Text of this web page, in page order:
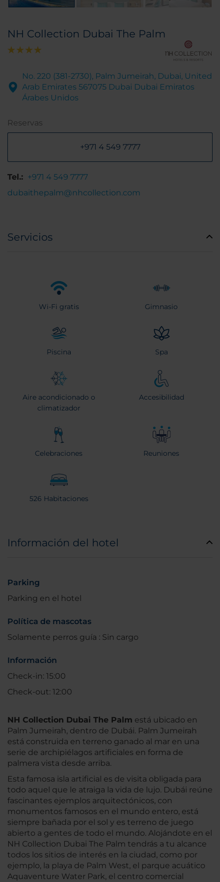
NH Collection Dubai The Palm
No. 220 (381-2730), Palm Jumeirah, Dubai, United
Arab Emirates 567075 Dubai Dubai Emiratos
Árabes Unidos
Reservas
+971 4 549 7777
Tel.: +971 4 549 7777
dubaithepalm@nhcollection.com
Servicios
Wi-Fi gratis Gimnasio
Piscina Spa
Aire acondicionado o
climatizador
Accesibilidad
Celebraciones Reuniones
526 Habitaciones
Información del hotel
Parking
Parking en el hotel
Política de mascotas
Solamente perros guía : Sin cargo
Información
Check-in: 15:00
Check-out: 12:00
NH Collection Dubai The Palm está ubicado en
Palm Jumeirah, dentro de Dubái. Palm Jumeirah
está construida en terreno ganado al mar en una
serie de archipiélagos artificiales en forma de
palmera vista desde arriba.
Esta famosa isla artificial es de visita obligada para
todo aquel que le atraiga la vida de lujo. Dubái reúne
fascinantes ejemplos arquitectónicos, con
monumentos famosos en el mundo entero, está
siempre bañada por el sol y es terreno de juego
abierto a gentes de todo el mundo. Alojándote en el
NH Collection Dubai The Palm tendrás a tu alcance
todos los sitios de interés en la ciudad, como por
ejemplo, la playa de Palm West, el parque acuático
Aquaventure Water Park, el centro comercial